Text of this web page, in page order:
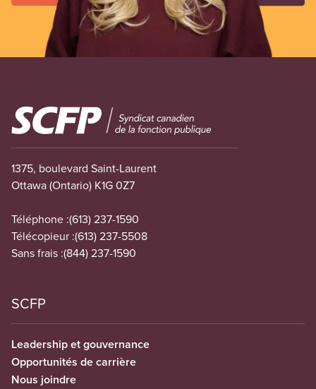
Image
1375, boulevard Saint-Laurent
Ottawa (Ontario) K1G 0Z7
Téléphone :(613) 237-1590
Télécopieur :(613) 237-5508
Sans frais :(844) 237-1590
SCFP
Leadership et gouvernance
Opportunités de carrière
Nous joindre